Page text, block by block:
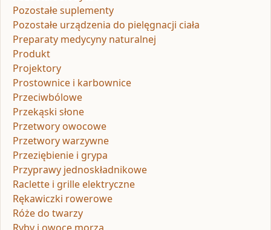
Pozostałe suplementy
Pozostałe urządzenia do pielęgnacji ciała
Preparaty medycyny naturalnej
Produkt
Projektory
Prostownice i karbownice
Przeciwbólowe
Przekąski słone
Przetwory owocowe
Przetwory warzywne
Przeziębienie i grypa
Przyprawy jednoskładnikowe
Raclette i grille elektryczne
Rękawiczki rowerowe
Róże do twarzy